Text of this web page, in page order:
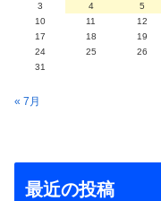
3
4 5
10
11 12
17
18 19
24
25 26
31
« 7月
最近の投稿